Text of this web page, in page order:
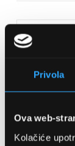
Privola
Ova web-
Kolačiće
Detalji